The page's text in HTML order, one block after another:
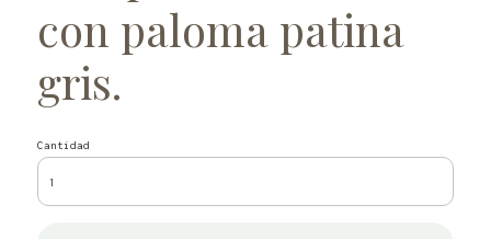
con paloma patina
gris.
Cantidad